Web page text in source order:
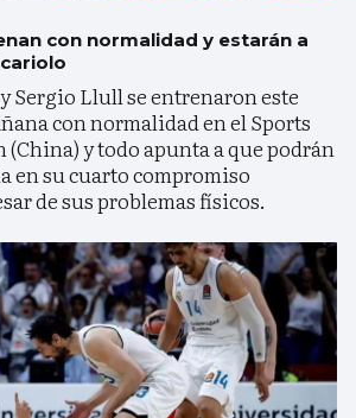
con normalidad y estarán a
Sergio Llull se entrenaron este
con normalidad en el Sports
(China) y todo apunta a que podrán
en su cuarto compromiso
de sus problemas físicos.